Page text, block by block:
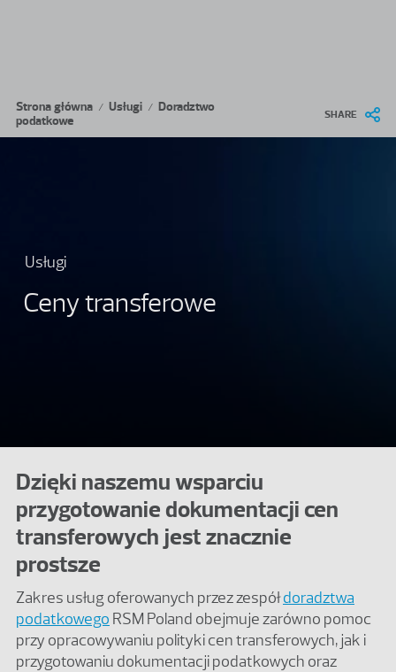
Ścieżka nawigacyjna
Strona główna / Usługi / Doradztwo
podatkowe
SHARE
Usługi
Ceny transferowe
Dzięki naszemu wsparciu
przygotowanie dokumentacji cen
transferowych jest znacznie
prostsze
Zakres usług oferowanych przez zespółdoradztwa
podatkowego RSM Poland obejmuje zarówno pomoc
przy opracowywaniu polityki cen transferowych, jak i
przygotowaniu dokumentacji podatkowych oraz